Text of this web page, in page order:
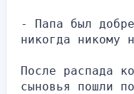
- Папа был
никогда никому
После распада
сыновья пошли